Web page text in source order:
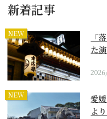
新着記事
NEW
「
た
NEW
愛
よ